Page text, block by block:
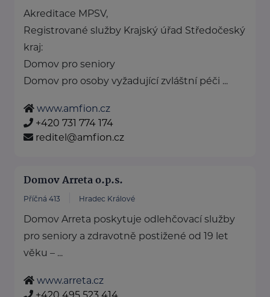
Akreditace MPSV,
Registrované služby Krajský úřad Středočeský
kraj:
Domov pro seniory
Domov pro osoby vyžadující zvláštní péči ...
www.amfion.cz
+420 731 774 174
reditel@amfion.cz
Domov Arreta o.p.s.
Příčná 413 Hradec Králové
Domov Arreta poskytuje odlehčovací služby
pro seniory a zdravotně postižené od 19 let
věku – ...
www.arreta.cz